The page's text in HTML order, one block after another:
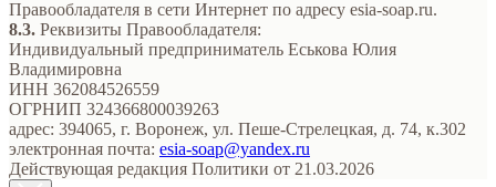
Правообладателя в сети Интернет по адресу esia-soap.ru.
8.3. Реквизиты Правообладателя:
Индивидуальный предприниматель Еськова Юлия
Владимировна
ИНН 362084526559
ОГРНИП 324366800039263
адрес: 394065, г. Воронеж, ул. Пеше-Стрелецкая, д. 74, к.302
электронная почта: esia-soap@yandex.ru
Действующая редакция Политики от 21.03.2026